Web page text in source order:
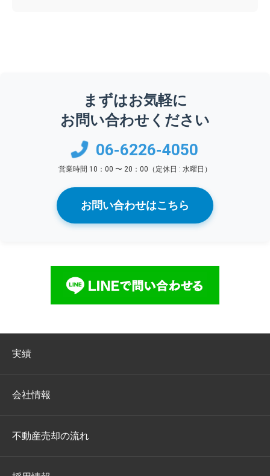
まずはお気軽に
お問い合わせください
06-6226-4050
営業時間 10：00 〜 20：00（定休日 : 水曜日）
お問い合わせはこちら
実績
会社情報
不動産売却の流れ